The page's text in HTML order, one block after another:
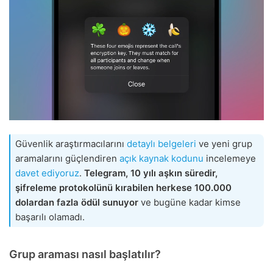
Güvenlik araştırmacılarını detaylı belgeleri ve yeni grup
aramalarını güçlendiren açık kaynak kodunu incelemeye
davet ediyoruz. Telegram, 10 yılı aşkın süredir,
şifreleme protokolünü kırabilen herkese 100.000
dolardan fazla ödül sunuyor ve bugüne kadar kimse
başarılı olamadı.
Grup araması nasıl başlatılır?